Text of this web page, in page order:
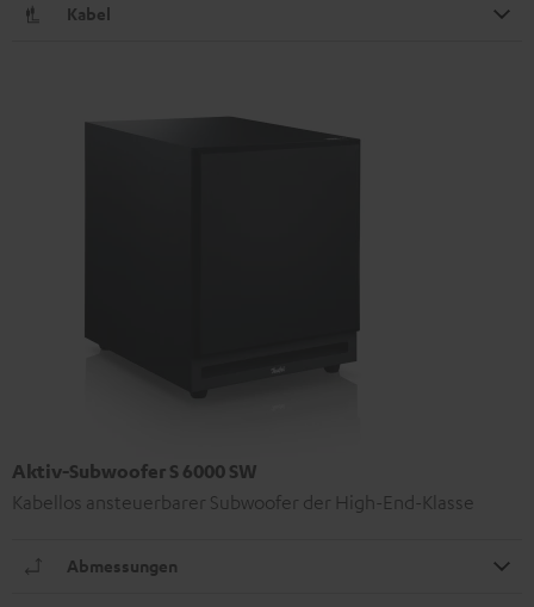
Kabel
Aktiv-Subwoofer S 6000 SW
Kabellos ansteuerbarer Subwoofer der High-End-Klasse
Abmessungen